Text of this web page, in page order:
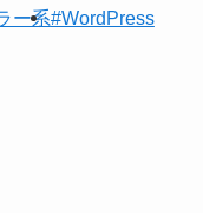
ー系#WordPress